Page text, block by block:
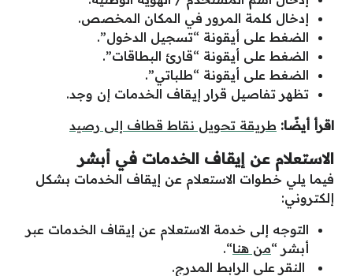
إدخال كلمة المرور في المكان المخصص.
الضغط على أيقونة “تسجيل الدخول”.
الضغط على أيقونة “قارئ البطاقات”.
الضغط على أيقونة “طلباتي”.
تظهر تفاصيل قرار إيقاف الخدمات إن وجد.
اقرأ أيضًا: طريقة تحويل نقاط قطاف إلى رصيد
الاستعلام عن إيقاف الخدمات في أبشر
فيما يلي خطوات الاستعلام عن إيقاف الخدمات بشكل
إلكتروني:
التوجه إلى خدمة الاستعلام عن إيقاف الخدمات عبر
أبشر “من هنا“.
النقر على الرابط المدرج.